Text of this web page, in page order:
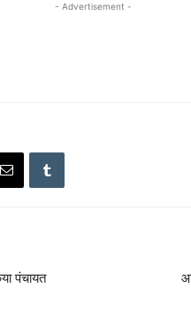
- Advertisement -
पंचायत